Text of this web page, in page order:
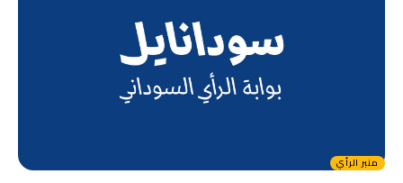
منبر الرأي